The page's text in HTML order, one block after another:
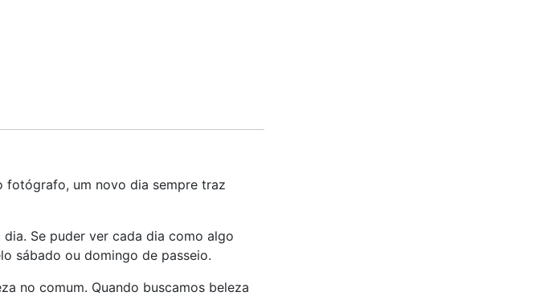
fotógrafo, um novo dia sempre traz
Se puder ver cada dia como algo
sábado ou domingo de passeio.
no comum. Quando buscamos beleza